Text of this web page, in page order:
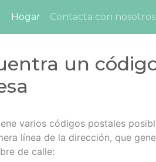
Hogar (current)
Contacta con nosotros
un
varios códigos postales
línea de la dirección, que
de calle: